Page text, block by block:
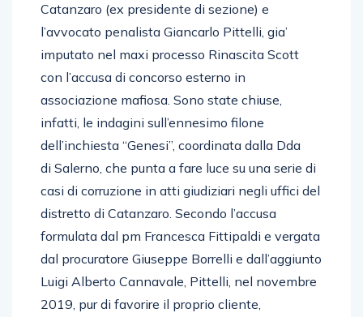
Catanzaro (ex presidente di sezione) e
l’avvocato penalista Giancarlo Pittelli, gia’
imputato nel maxi processo Rinascita Scott
con l’accusa di concorso esterno in
associazione mafiosa. Sono state chiuse,
infatti, le indagini sull’ennesimo filone
dell’inchiesta “Genesi”, coordinata dalla Dda
di Salerno, che punta a fare luce su una serie di
casi di corruzione in atti giudiziari negli uffici del
distretto di Catanzaro. Secondo l’accusa
formulata dal pm Francesca Fittipaldi e vergata
dal procuratore Giuseppe Borrelli e dall’aggiunto
Luigi Alberto Cannavale, Pittelli, nel novembre
2019, pur di favorire il proprio cliente,